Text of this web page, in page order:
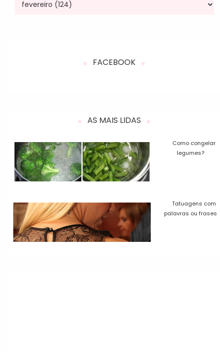
FACEBOOK
AS MAIS LIDAS
Como congelar
legumes?
Tatuagens com
palavras ou frases